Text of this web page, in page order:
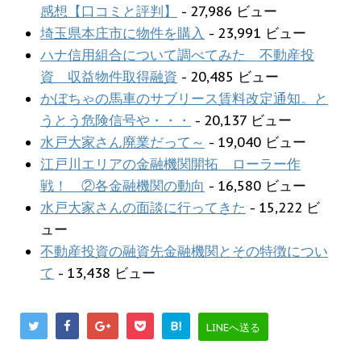
感想【口コミと評判】
- 27,986 ビュー
埼玉県本庄市に物件を購入 - 23,991 ビュー
ハナ信用組合について調べてみた 不動産投
資 収益物件取得融資 - 20,485 ビュー
かぼちゃの馬車のサブリース賃料改定通知。と
うとう危険信号や・・・ - 20,137 ビュー
水戸大家さん廃業だって～ - 19,040 ビュー
江戸川エリアの金融機関開拓 ローラー作
戦！ ②各金融機関の動向 - 16,580 ビュー
水戸大家さんの面談に行ってきた - 15,222 ビ
ュー
不動産投資の融資先金融機関とその特徴につい
て - 13,438 ビュー
B! LINEへ送る